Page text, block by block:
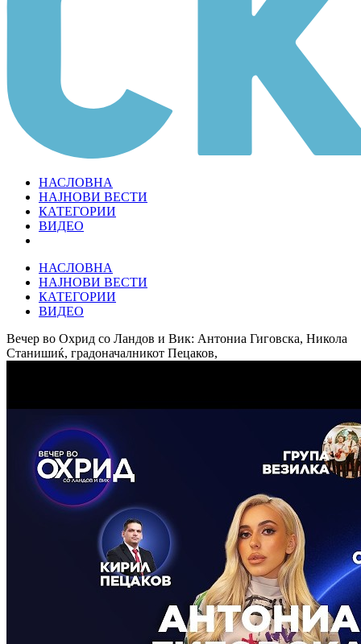
НАСЛОВНА
НАЈНОВИ ВЕСТИ
КАТЕГОРИИ
ВИДЕО
НАСЛОВНА
НАЈНОВИ ВЕСТИ
КАТЕГОРИИ
ВИДЕО
Вечер во Охрид со Ландов и Вик: Антониа Гиговска, Никола
Станишиќ, градоначалникот Пецаков,